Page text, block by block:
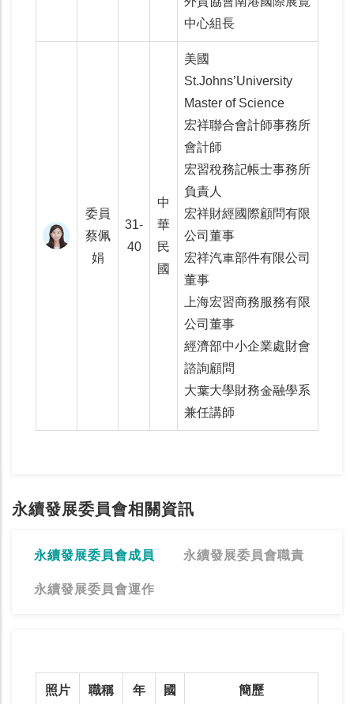
中心組長
委員
蔡佩
娟
31-
40
中
華
民
國
美國
St.Johns’University
Master of Science
宏祥聯合會計師事務所
會計師
宏習稅務記帳士事務所
負責人
宏祥財經國際顧問有限
公司董事
宏祥汽車部件有限公司
董事
上海宏習商務服務有限
公司董事
經濟部中小企業處財會
諮詢顧問
大葉大學財務金融學系
兼任講師
永續發展委員會相關資訊
永續發展委員會成員 永續發展委員會職責
永續發展委員會運作
照片
職稱
年
國
簡歷